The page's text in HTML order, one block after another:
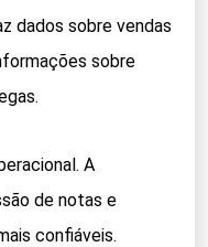
dados sobre vendas
sobre
A
de notas e
confiáveis.